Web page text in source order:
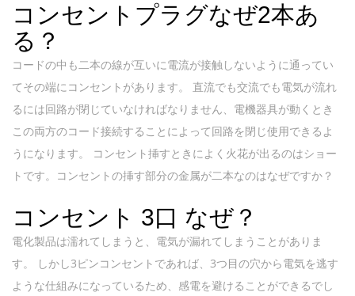
コンセントプラグなぜ2本あ
る？
コードの中も二本の線が互いに電流が接触しないように通ってい
てその端にコンセントがあります。 直流でも交流でも電気が流れ
るには回路が閉じていなければなりません、電機器具が動くとき
この両方のコード接続することによって回路を閉じ使用できるよ
うになります。 コンセント挿すときによく火花が出るのはショー
トです。コンセントの挿す部分の金属が二本なのはなぜですか？
コンセント 3口 なぜ？
電化製品は濡れてしまうと、電気が漏れてしまうことがありま
す。 しかし3ピンコンセントであれば、3つ目の穴から電気を逃す
ような仕組みになっているため、感電を避けることができるでし